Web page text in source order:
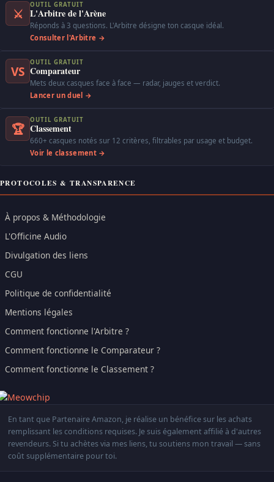
⚔
OUTIL GRATUIT
L'Arbitre de l'Arène
Réponds à 3 questions. L'Arbitre désigne ton casque idéal.
Consulter l'Arbitre →
VS
OUTIL GRATUIT
Comparateur
Mets deux casques face à face — radar, jauges et verdict.
Lancer un duel →
🏆
OUTIL GRATUIT
Classement
660+ casques notés sur 12 critères, filtrables par usage et budget.
Voir le classement →
PROTOCOLES & TRANSPARENCE
À propos & Méthodologie
L'Officine Audio
Divulgation des liens
CGU
Politique de confidentialité
Mentions légales
Comment fonctionne l'Arbitre ?
Comment fonctionne le Comparateur ?
Comment fonctionne le Classement ?
En tant que Partenaire Amazon, je réalise un bénéfice sur les achats
remplissant les conditions requises. Je suis également affilié à d'autres
revendeurs. Si tu achètes via mes liens, tu soutiens mon travail — sans
coût supplémentaire pour toi.